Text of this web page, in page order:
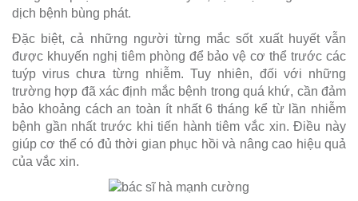
dịch bệnh bùng phát.
Đặc biệt, cả những người từng mắc sốt xuất huyết vẫn
được khuyến nghị tiêm phòng để bảo vệ cơ thể trước các
tuýp virus chưa từng nhiễm. Tuy nhiên, đối với những
trường hợp đã xác định mắc bệnh trong quá khứ, cần đảm
bảo khoảng cách an toàn ít nhất 6 tháng kể từ lần nhiễm
bệnh gần nhất trước khi tiến hành tiêm vắc xin. Điều này
giúp cơ thể có đủ thời gian phục hồi và nâng cao hiệu quả
của vắc xin.